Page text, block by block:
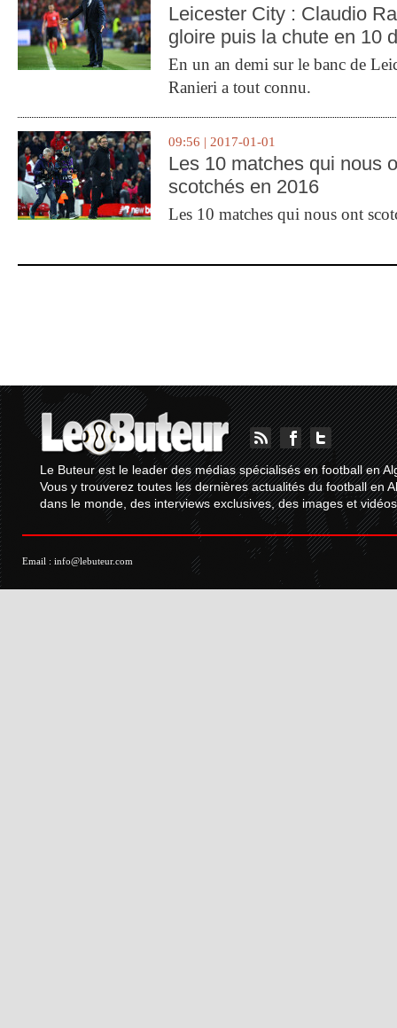
Leicester City : Claudio
gloire puis la chute en 10
En un an demi sur le banc de
Ranieri a tout connu.
09:56 | 2017-01-01
Les 10 matches qui nous
scotchés en 2016
Les 10 matches qui nous ont
Le Buteur est le leader des médias spécialisés en football en
Vous y trouverez toutes les dernières actualités du football en
dans le monde, des interviews exclusives, des images et
Email : info@lebuteur.com